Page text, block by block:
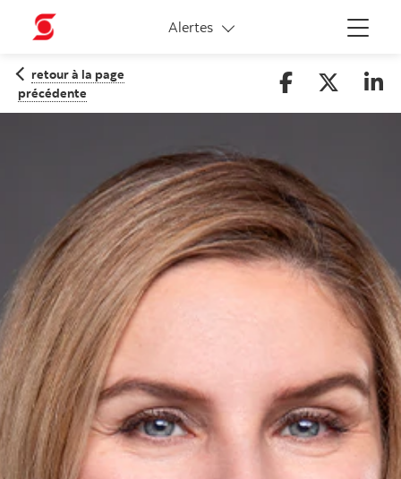
Menu
Alertes
Liens connexes
retour à la page
précédente